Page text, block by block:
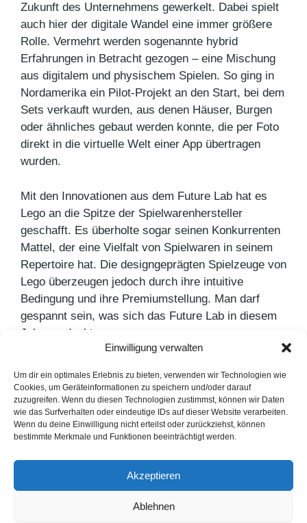
Einwilligung verwalten
Um dir ein optimales Erlebnis zu bieten, verwenden wir Technologien wie
Cookies, um Geräteinformationen zu speichern und/oder darauf
zuzugreifen. Wenn du diesen Technologien zustimmst, können wir Daten
wie das Surfverhalten oder eindeutige IDs auf dieser Website verarbeiten.
Wenn du deine Einwilligung nicht erteilst oder zurückziehst, können
bestimmte Merkmale und Funktionen beeinträchtigt werden.
Akzeptieren
Ablehnen
Zukunft des Unternehmens gewerkelt. Dabei spielt
auch hier der digitale Wandel eine immer größere
Rolle. Vermehrt werden sogenannte hybrid
Erfahrungen in Betracht gezogen – eine Mischung
aus digitalem und physischem Spielen. So ging in
Nordamerika ein Pilot-Projekt an den Start, bei dem
Sets verkauft wurden, aus denen Häuser, Burgen
oder ähnliches gebaut werden konnte, die per Foto
direkt in die virtuelle Welt einer App übertragen
wurden.
Mit den Innovationen aus dem Future Lab hat es
Lego an die Spitze der Spielwarenhersteller
geschafft. Es überholte sogar seinen Konkurrenten
Mattel, der eine Vielfalt von Spielwaren in seinem
Repertoire hat. Die designgeprägten Spielzeuge von
Lego überzeugen jedoch durch ihre intuitive
Bedingung und ihre Premiumstellung. Man darf
gespannt sein, was sich das Future Lab in diesem
Jahr ausdenkt.
Kategorien
PR Blog
Jetzt wechseln zu unseren Besten!
ZDF verteidigt Spitzenposition